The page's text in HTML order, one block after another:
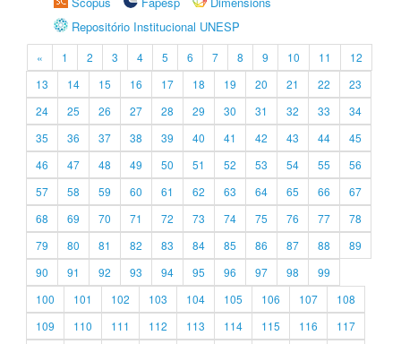
Repositório Institucional UNESP
« 1 2 3 4 5 6 7 8 9 10 11
12
13
14 15 16 17 18 19 20 21 22
23
24
25 26 27 28 29 30 31 32 33
34
35
36 37 38 39 40 41 42 43 44
45
46
47 48 49 50 51 52 53 54 55
56
57
58 59 60 61 62 63 64 65 66
67
68
69 70 71 72 73 74 75 76 77
78
79
80 81 82 83 84 85 86 87 88
89
90
91 92 93 94 95 96 97 98
99
100
101 102 103 104 105 106 107
108
109
110 111 112 113 114 115 116
117